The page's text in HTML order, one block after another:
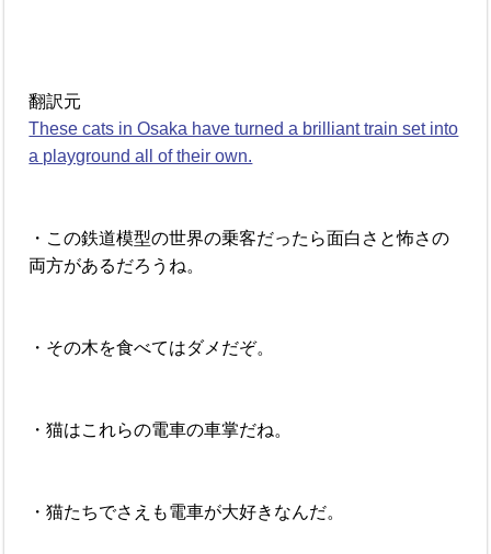
翻訳元
These cats in Osaka have turned a brilliant train set into
a playground all of their own.
・この鉄道模型の世界の乗客だったら面白さと怖さの
両方があるだろうね。
・その木を食べてはダメだぞ。
・猫はこれらの電車の車掌だね。
・猫たちでさえも電車が大好きなんだ。